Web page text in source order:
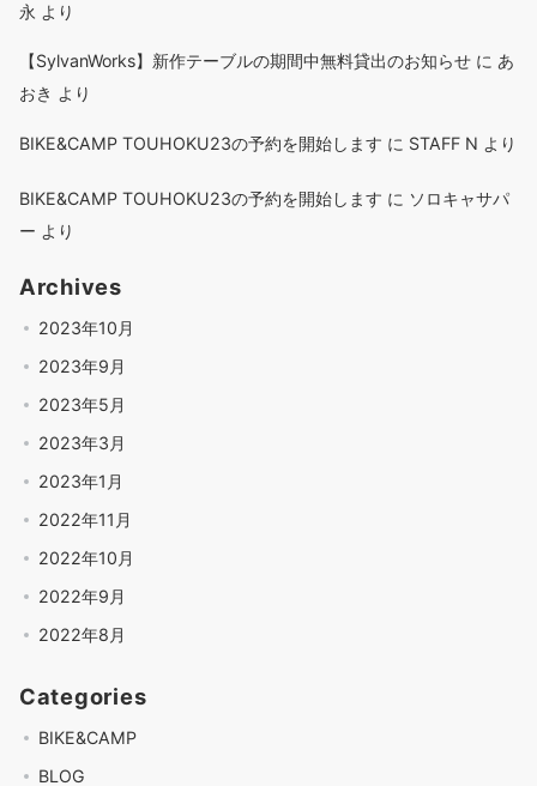
永 より
【SylvanWorks】新作テーブルの期間中無料貸出のお知らせ に あ
おき より
BIKE&CAMP TOUHOKU23の予約を開始します に STAFF N より
BIKE&CAMP TOUHOKU23の予約を開始します に ソロキャサパ
ー より
Archives
2023年10月
2023年9月
2023年5月
2023年3月
2023年1月
2022年11月
2022年10月
2022年9月
2022年8月
Categories
BIKE&CAMP
BLOG